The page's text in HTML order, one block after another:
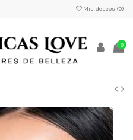
Mis deseos (0)
0